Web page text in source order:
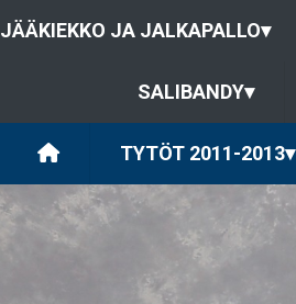
JÄÄKIEKKO JA JALKAPALLO▾
SALIBANDY▾
TYTÖT 2011-2013▾